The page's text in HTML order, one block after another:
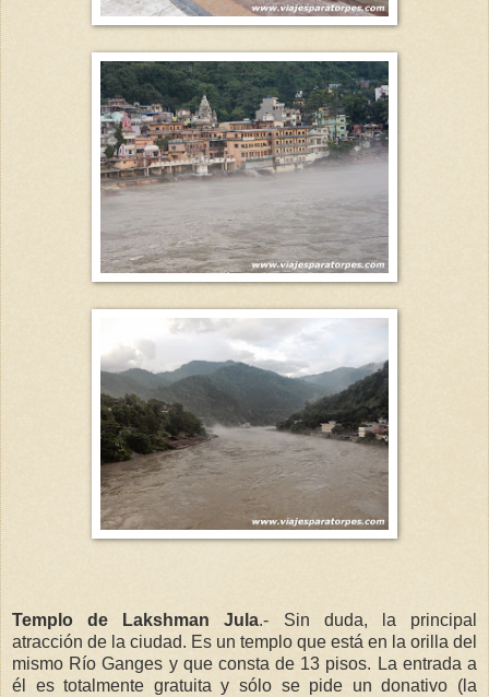
Templo de Lakshman Jula.- Sin duda, la principal
atracción de la ciudad. Es un templo que está en la orilla del
mismo Río Ganges y que consta de 13 pisos. La entrada a
él es totalmente gratuita y sólo se pide un donativo (la